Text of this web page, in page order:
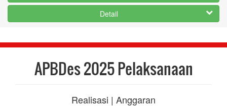
Detail
APBDes 2025 Pelaksanaan
Realisasi | Anggaran